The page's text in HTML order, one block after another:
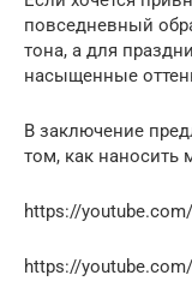
повседневный
тона, а для
насыщенные
В заключение
том, как наносить
https://
https://